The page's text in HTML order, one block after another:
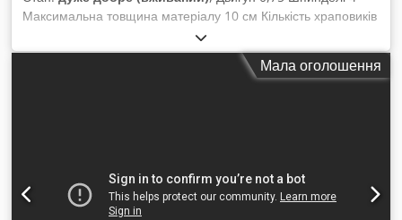
Максимальна товщина матеріалу 10 см Кількість храповиків
4 Пневматичні затискачі 2 Crjdpfx Ajtrt Aqoclof
Мала оголошення